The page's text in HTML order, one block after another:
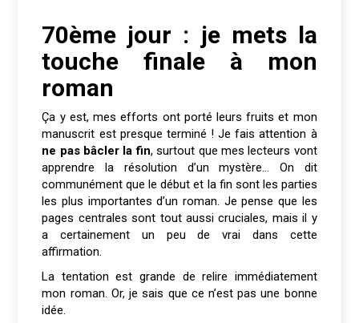
70ème jour : je mets la
touche finale à mon
roman
Ça y est, mes efforts ont porté leurs fruits et mon
manuscrit est presque terminé ! Je fais attention à
ne pas bâcler la fin, surtout que mes lecteurs vont
apprendre la résolution d’un mystère… On dit
communément que le début et la fin sont les parties
les plus importantes d’un roman. Je pense que les
pages centrales sont tout aussi cruciales, mais il y
a certainement un peu de vrai dans cette
affirmation.
La tentation est grande de relire immédiatement
mon roman. Or, je sais que ce n’est pas une bonne
idée.